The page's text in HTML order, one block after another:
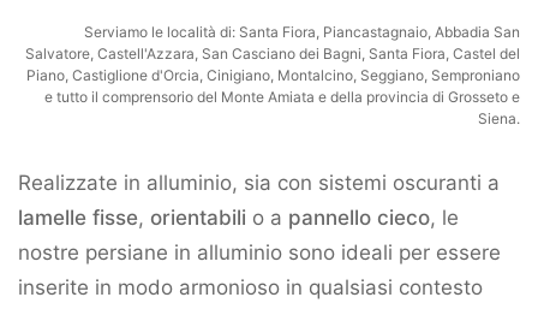
Serviamo le località di: Santa Fiora, Piancastagnaio, Abbadia San
Salvatore, Castell'Azzara, San Casciano dei Bagni, Santa Fiora, Castel del
Piano, Castiglione d'Orcia, Cinigiano, Montalcino, Seggiano, Semproniano
e tutto il comprensorio del Monte Amiata e della provincia di Grosseto e
Siena.
Realizzate in alluminio, sia con sistemi oscuranti a
lamelle fisse, orientabili o a pannello cieco, le
nostre persiane in alluminio sono ideali per essere
inserite in modo armonioso in qualsiasi contesto